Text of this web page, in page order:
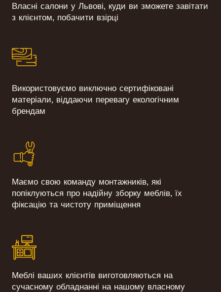
Власні салони у Львові, куди ви зможете завітати
з клієнтом, побачити взірці
Використовуємо виключно сертифіковані
матеріали, віддаючи перевагу екологічним
брендам
Маємо свою команду монтажників, які
попіклуються про надійну зборку меблів, їх
фіксацію та чистоту приміщення
Меблі ваших клієнтів виготовляються на
сучасному обладнанні на нашому власному